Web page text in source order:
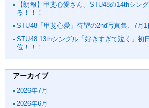
【朗報】甲斐心愛さん、STU48の14thシン
る！！！
STU48「甲斐心愛」待望の2nd写真集、7月1
STU48 13thシングル「好きすぎて泣く」初
位！！！
アーカイブ
2026年7月
2026年6月